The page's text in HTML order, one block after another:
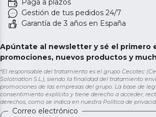
Paga a plazos
Gestión de tus pedidos 24/7
Garantía de 3 años en España
Apúntate al newsletter y sé el primero
promociones, nuevos productos y
*El responsable del tratamiento es el grupo Cecotec
Solotriatlon S.L.), siendo la finalidad del tratamiento
promociones de las empresas del grupo. La base de
consentimiento explícito y tiene derecho a acceder,
derechos, como se indica en nuestra Política de
Correo electrónico